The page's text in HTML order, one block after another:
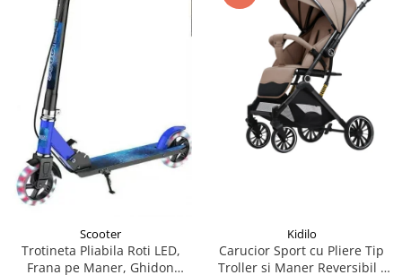
Scooter
Trotineta Pliabila Roti LED,
Frana pe Maner, Ghidon
Kidilo
Carucior Sport cu Pliere Tip
Troller si Maner Reversibil -